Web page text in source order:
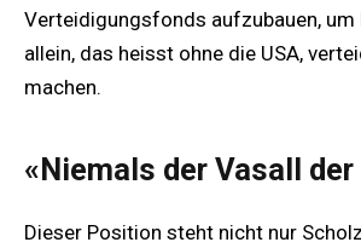
Verteidigungsfonds aufzubauen, um
allein, das heisst ohne die USA,
machen.
«Niemals der Vasall der
Dieser Position steht nicht nur